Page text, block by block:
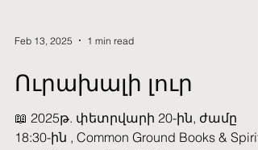
Feb 13, 2025 1 min read
Ուրախալի լուր